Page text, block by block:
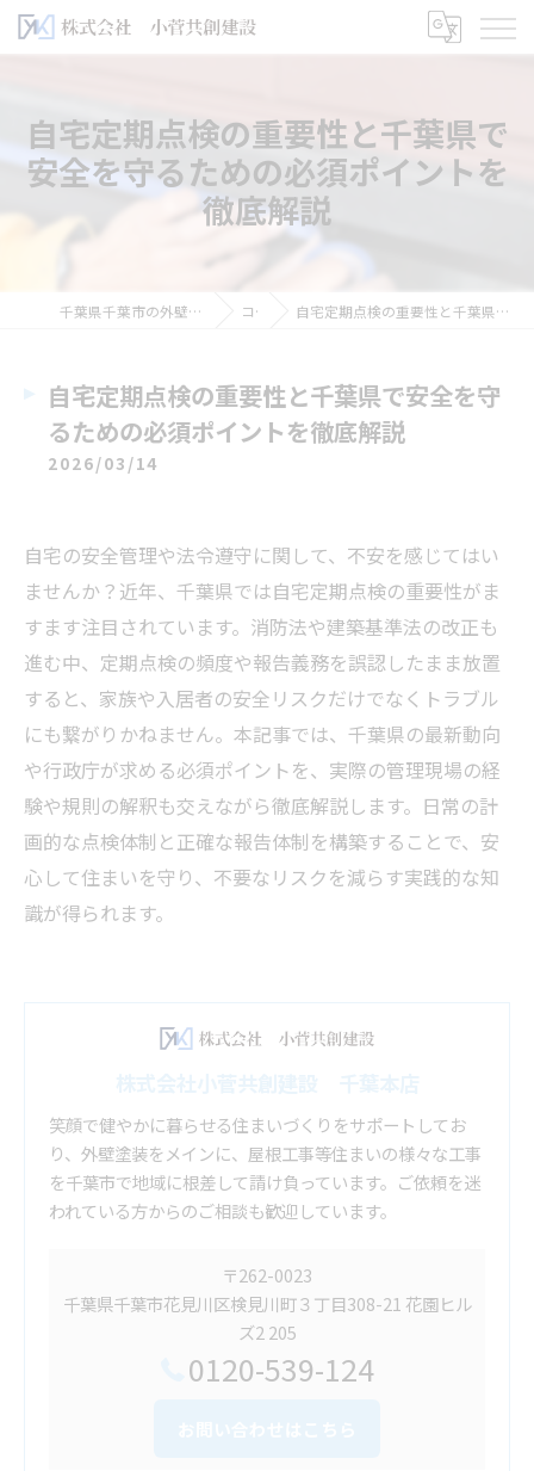
自宅定期点検の重要性と千葉県で
安全を守るための必須ポイントを
徹底解説
千葉県千葉市の外壁塗装なら株式会社小菅共創建設 コラム 自宅定期点検の重要性と千葉県で安全を守るための必須ポイントを徹底解説
自宅定期点検の重要性と千葉県で安全を守
るための必須ポイントを徹底解説
2026/03/14
自宅の安全管理や法令遵守に関して、不安を感じてはい
ませんか？近年、千葉県では自宅定期点検の重要性がま
すます注目されています。消防法や建築基準法の改正も
進む中、定期点検の頻度や報告義務を誤認したまま放置
すると、家族や入居者の安全リスクだけでなくトラブル
にも繋がりかねません。本記事では、千葉県の最新動向
や行政庁が求める必須ポイントを、実際の管理現場の経
験や規則の解釈も交えながら徹底解説します。日常の計
画的な点検体制と正確な報告体制を構築することで、安
心して住まいを守り、不要なリスクを減らす実践的な知
識が得られます。
笑顔で健やかに暮らせる住まいづくりをサポートしてお
り、外壁塗装をメインに、屋根工事等住まいの様々な工事
を千葉市で地域に根差して請け負っています。ご依頼を迷
われている方からのご相談も歓迎しています。
〒262-0023
千葉県千葉市花見川区検見川町３丁目308-21 花園ヒル
ズ2 205
0120-539-124